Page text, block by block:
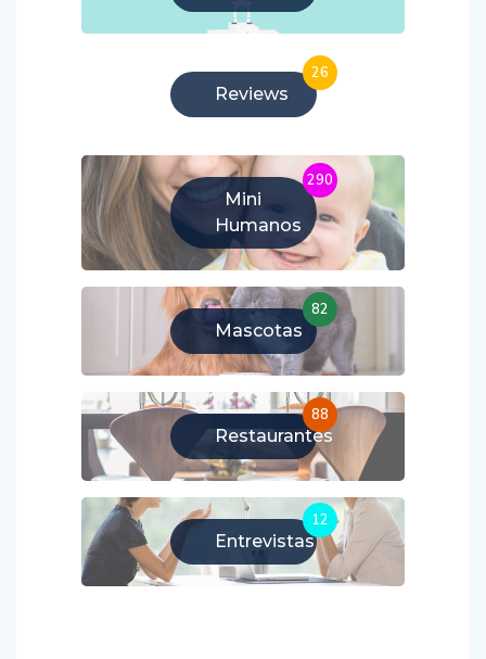
Reviews
26
Mini
Humanos
290
Mascotas
82
Restaurantes
88
Entrevistas
12